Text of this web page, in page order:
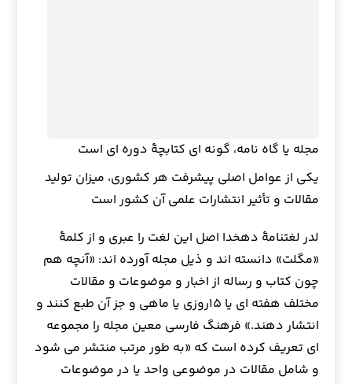
مجله یا گاه نامه، گونه ای کتابچهٔ دوره ای است
یکی از عوامل اصلی پیشرفت هر کشوری، میزان تولید
مقالات و تأثیر انتشارات علمی آن کشور است
لدر لغتنامهٔ دهخدا اصل این لغت را عبری و از کلمهٔ
«مگلت» دانسته اند و ذیل مجله آورده اند: «آنچه هم
چون کتاب و رساله از اخبار و موضوعات و مقالات
مختلف هفته ای یا ۱۵روزی یا ماهی و جز آن طبع کنند و
انتشار دهند.» فرهنگ فارسی معین مجله را مجموعه
ای تعریف کرده است که «به طور مرتب منتشر می شود
و شامل مقالات در موضوعی واحد یا در موضوعات